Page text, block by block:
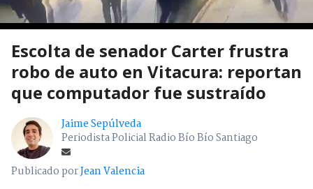
Escolta de senador Carter frustra
robo de auto en Vitacura: reportan
que computador fue sustraído
Jaime Sepúlveda
Periodista Policial Radio Bío Bío Santiago
Publicado porJean Valencia